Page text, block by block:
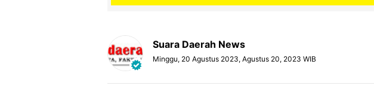
Suara Daerah News
Minggu, 20 Agustus 2023, Agustus 20, 2023 WIB